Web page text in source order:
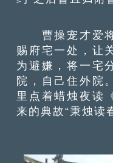
曹操宠才爱将
赐府宅一处，让
为避嫌，将一宅
院，自己住外院
里点着蜡烛夜读
来的典故“秉烛读